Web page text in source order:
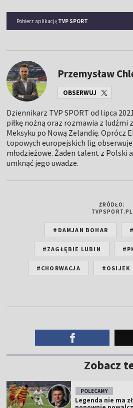
Pobierz aplikację TVP SPORT
Przemysław
OBSERWUJ
Dziennikarz TVP SPORT od lipca
piłkę nożną oraz rozmawia z ludźmi
Meksyku po Nową Zelandię. Oprócz
topowych europejskich lig
młodzieżowe. Żaden talent z Polski
umknąć jego uwadze.
ŹRÓDŁO:
TVPSPORT.PL
#DAMJAN BOHAR
#ZAGŁĘBIE LUBIN
#CHORWACJA #OSIJEK
Zobacz
POLECAMY
Legenda nie ma